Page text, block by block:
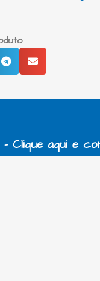
- Clique aqui e